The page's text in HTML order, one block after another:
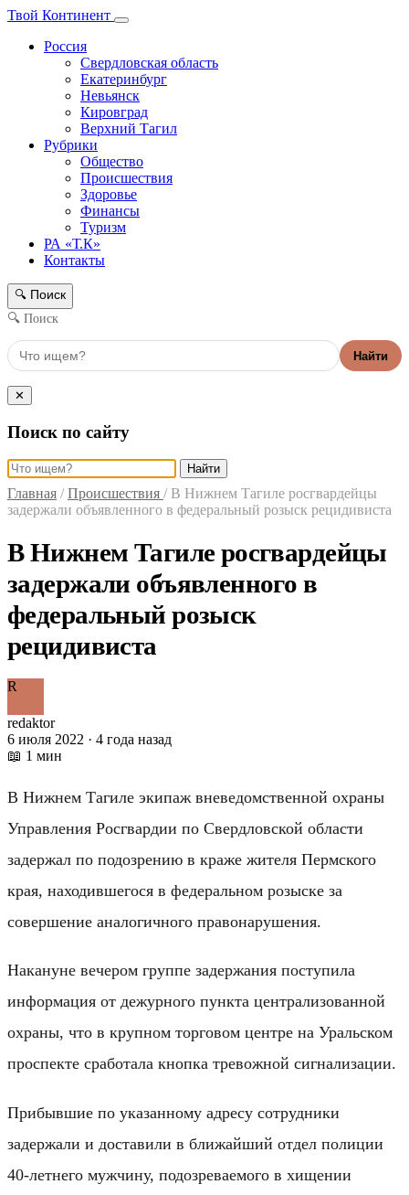
Твой Континент
Россия
Свердловская область
Екатеринбург
Невьянск
Кировград
Верхний Тагил
Рубрики
Общество
Происшествия
Здоровье
Финансы
Туризм
РА «Т.К»
Контакты
🔍 Поиск
🔍 Поиск
Найти
✕
Поиск по сайту
Найти
Главная / Происшествия / В Нижнем Тагиле росгвардейцы
задержали объявленного в федеральный розыск рецидивиста
В Нижнем Тагиле росгвардейцы
задержали объявленного в
федеральный розыск
рецидивиста
R
redaktor
6 июля 2022 · 4 года назад
📖 1 мин
В Нижнем Тагиле экипаж вневедомственной охраны
Управления Росгвардии по Свердловской области
задержал по подозрению в краже жителя Пермского
края, находившегося в федеральном розыске за
совершение аналогичного правонарушения.
Накануне вечером группе задержания поступила
информация от дежурного пункта централизованной
охраны, что в крупном торговом центре на Уральском
проспекте сработала кнопка тревожной сигнализации.
Прибывшие по указанному адресу сотрудники
задержали и доставили в ближайший отдел полиции
40-летнего мужчину, подозреваемого в хищении